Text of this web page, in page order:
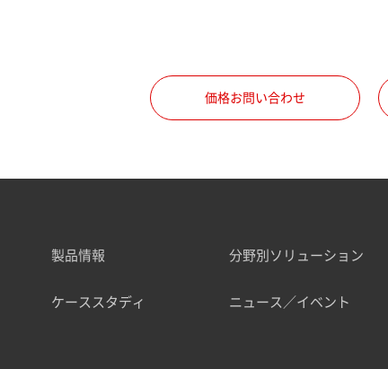
価格お問い合わせ
製品情報 分野別ソリューション
ケーススタディ ニュース／イベント